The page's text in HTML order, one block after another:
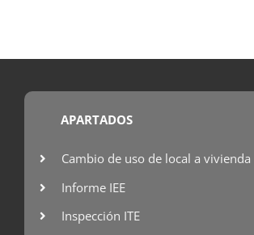
APARTADOS
Cambio de uso de local a vivienda
Informe IEE
Inspección ITE